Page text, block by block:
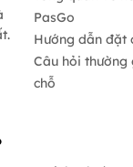
PasGo
Hướng dẫn đặt
Câu hỏi
chỗ